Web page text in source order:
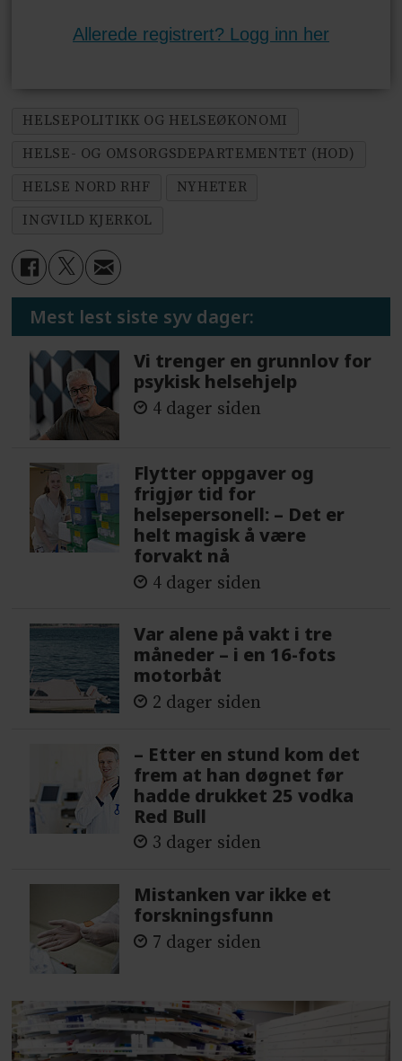
Allerede registrert? Logg inn her
HELSEPOLITIKK OG HELSEØKONOMI
HELSE- OG OMSORGSDEPARTEMENTET (HOD)
HELSE NORD RHF
NYHETER
INGVILD KJERKOL
Mest lest siste syv dager:
Vi trenger en grunnlov for
psykisk helsehjelp
4 dager siden
Flytter oppgaver og
frigjør tid for
helsepersonell: – Det er
helt magisk å være
forvakt nå
4 dager siden
Var alene på vakt i tre
måneder – i en 16-fots
motorbåt
2 dager siden
– Etter en stund kom det
frem at han døgnet før
hadde drukket 25 vodka
Red Bull
3 dager siden
Mistanken var ikke et
forskningsfunn
7 dager siden